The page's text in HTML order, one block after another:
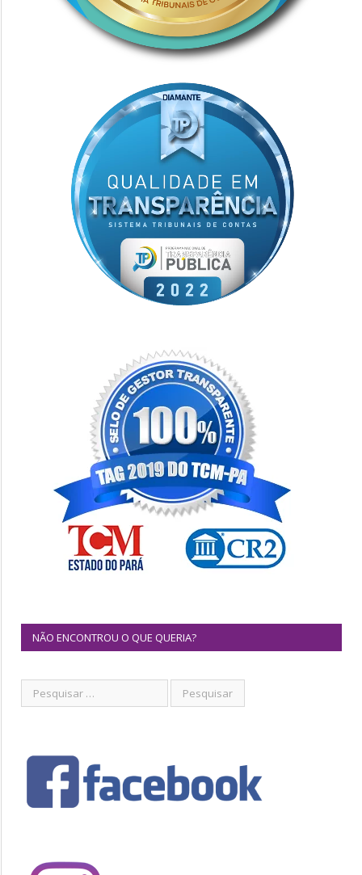
NÃO ENCONTROU O QUE QUERIA?